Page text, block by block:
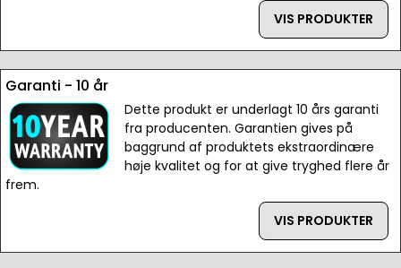
VIS PRODUKTER
Garanti - 10 år
Dette produkt er underlagt 10 års garanti
fra producenten. Garantien gives på
baggrund af produktets ekstraordinære
høje kvalitet og for at give tryghed flere år
frem.
VIS PRODUKTER